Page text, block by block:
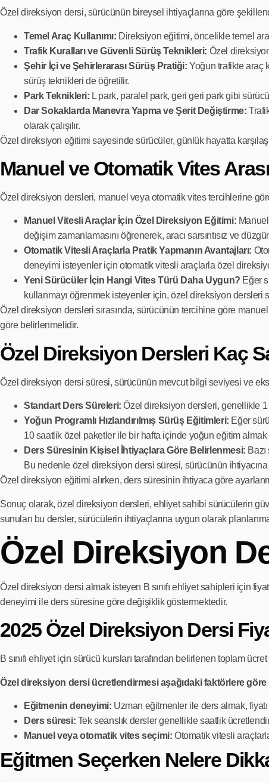
Özel direksiyon dersi, sürücünün bireysel ihtiyaçlarına göre
Temel Araç Kullanımı: Direksiyon eğitimi, öncelikle temel
Trafik Kuralları ve Güvenli Sürüş Teknikleri: Özel
Şehir İçi ve Şehirlerarası Sürüş Pratiği: Yoğun trafikte araç
sürüş teknikleri de öğretilir.
Park Teknikleri: L park, paralel park, geri geri park gibi
Dar Sokaklarda Manevra Yapma ve Şerit Değiştirme:
olarak çalışılır.
Özel direksiyon eğitimi sayesinde sürücüler, günlük hayatta
Manuel ve Otomatik Vites
Özel direksiyon dersleri, manuel veya otomatik vites tercihlerine
Manuel Vitesli Araçlar İçin Özel Direksiyon Eğitimi:
değişim zamanlamasını öğrenerek, aracı sarsıntısız ve
Otomatik Vitesli Araçlarla Pratik Yapmanın Avantajları:
deneyimi isteyenler için otomatik vitesli araçlarla özel
Yeni Sürücüler İçin Hangi Vites Türü Daha Uygun? Eğer
kullanmayı öğrenmek isteyenler için, özel direksiyon dersleri
Özel direksiyon dersleri sırasında, sürücünün tercihine göre
göre belirlenmelidir.
Özel Direksiyon Dersleri Kaç
Özel direksiyon dersi süresi, sürücünün mevcut bilgi seviyesi ve
Standart Ders Süreleri: Özel direksiyon dersleri, genellikle 1
Yoğun Programlı Hızlandırılmış Sürüş Eğitimleri: Eğer
10 saatlik özel paketler ile bir hafta içinde yoğun eğitim almak
Ders Süresinin Kişisel İhtiyaçlara Göre Belirlenmesi:
Bu nedenle özel direksiyon dersi süresi, sürücünün
Özel direksiyon eğitimi alırken, ders süresinin ihtiyaca göre
Sonuç olarak, özel direksiyon dersleri, ehliyet sahibi sürücülerin
sunulan bu dersler, sürücülerin ihtiyaçlarına uygun olarak
Özel Direksiyon
Özel direksiyon dersi almak isteyen B sınıfı ehliyet sahipleri için
deneyimi ile ders süresine göre değişiklik göstermektedir.
2025 Özel Direksiyon Dersi
B sınıfı ehliyet için sürücü kursları tarafından belirlenen toplam ücret
Özel direksiyon dersi ücretlendirmesi aşağıdaki faktörlere
Eğitmenin deneyimi: Uzman eğitmenler ile ders almak, fiyatı
Ders süresi: Tek seanslık dersler genellikle saatlik
Manuel veya otomatik vites seçimi: Otomatik vitesli
Eğitmen Seçerken Nelere